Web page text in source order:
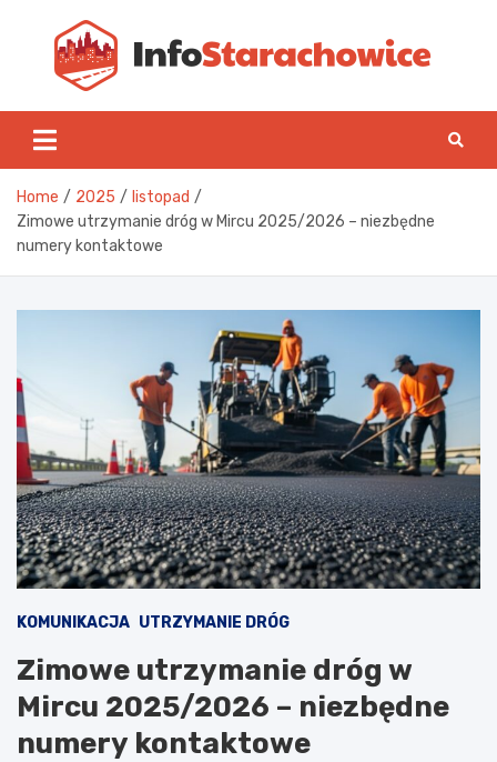
content
Home 2025
listopad
Zimowe utrzymanie dróg w Mircu 2025/2026 – niezbędne
numery kontaktowe
KOMUNIKACJA UTRZYMANIE DRÓG
Zimowe utrzymanie dróg w
Mircu 2025/2026 – niezbędne
numery kontaktowe